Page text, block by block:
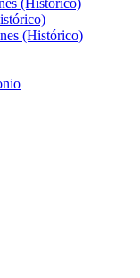
(Histórico)